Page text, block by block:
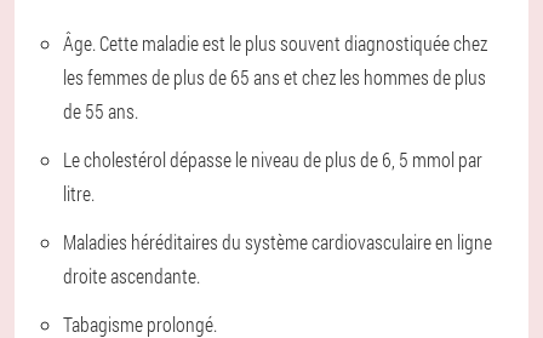
Âge. Cette maladie est le plus souvent diagnostiquée chez
les femmes de plus de 65 ans et chez les hommes de plus
de 55 ans.
Le cholestérol dépasse le niveau de plus de 6, 5 mmol par
litre.
Maladies héréditaires du système cardiovasculaire en ligne
droite ascendante.
Tabagisme prolongé.